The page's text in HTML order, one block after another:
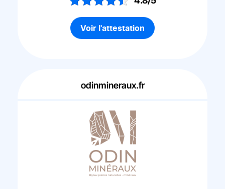
Voir l'attestation
odinmineraux.fr